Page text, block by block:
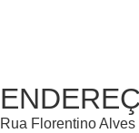
Rua Florentino